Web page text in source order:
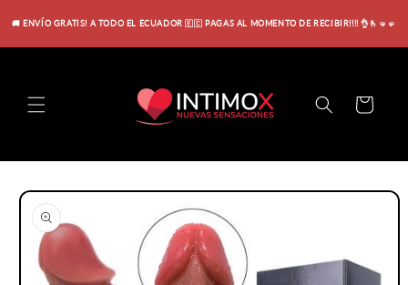
🚚 ENVÍO GRATIS! A TODO EL ECUADOR 🇪🇨 PAGAS AL MOMENTO DE RECIBIR!!!! 👌🫰🤜🤛
directamente
Carrito
directamente
información
del producto